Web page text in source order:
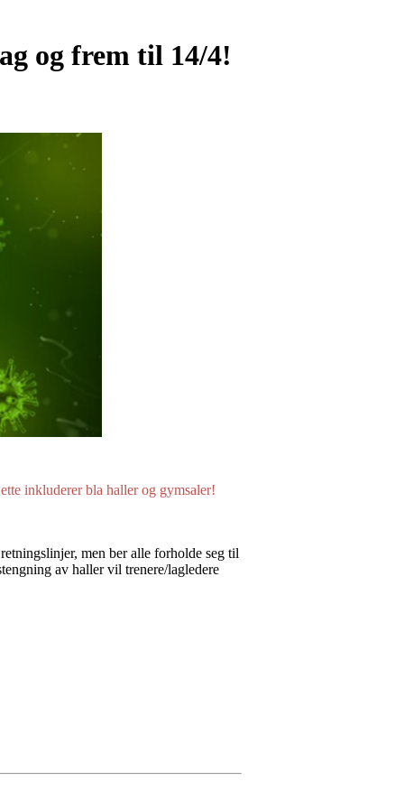
og frem til 14/4!
inkluderer bla haller og gymsaler!
men ber alle forholde seg til
av haller vil trenere/lagledere